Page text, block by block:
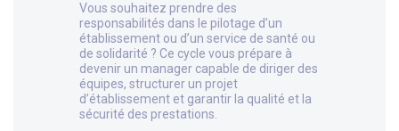
Vous souhaitez prendre des
responsabilités dans le pilotage d’un
établissement ou d’un service de santé ou
de solidarité ? Ce cycle vous prépare à
devenir un manager capable de diriger des
équipes, structurer un projet
d’établissement et garantir la qualité et la
sécurité des prestations.